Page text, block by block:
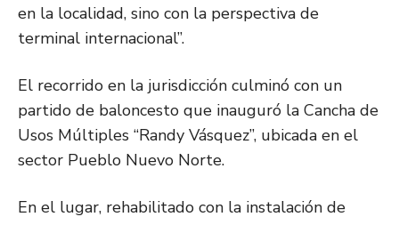
en la localidad, sino con la perspectiva de
terminal internacional”.
El recorrido en la jurisdicción culminó con un
partido de baloncesto que inauguró la Cancha de
Usos Múltiples “Randy Vásquez”, ubicada en el
sector Pueblo Nuevo Norte.
En el lugar, rehabilitado con la instalación de